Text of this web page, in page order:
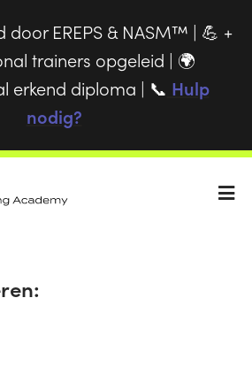
door EREPS & NASM™ | 💪 +
trainers opgeleid | 🌍
erkend diploma | 📞 Hulp
nodig?